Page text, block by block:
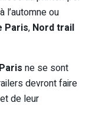
ou
Paris, Nord trail
ne se sont
devront faire
de leur